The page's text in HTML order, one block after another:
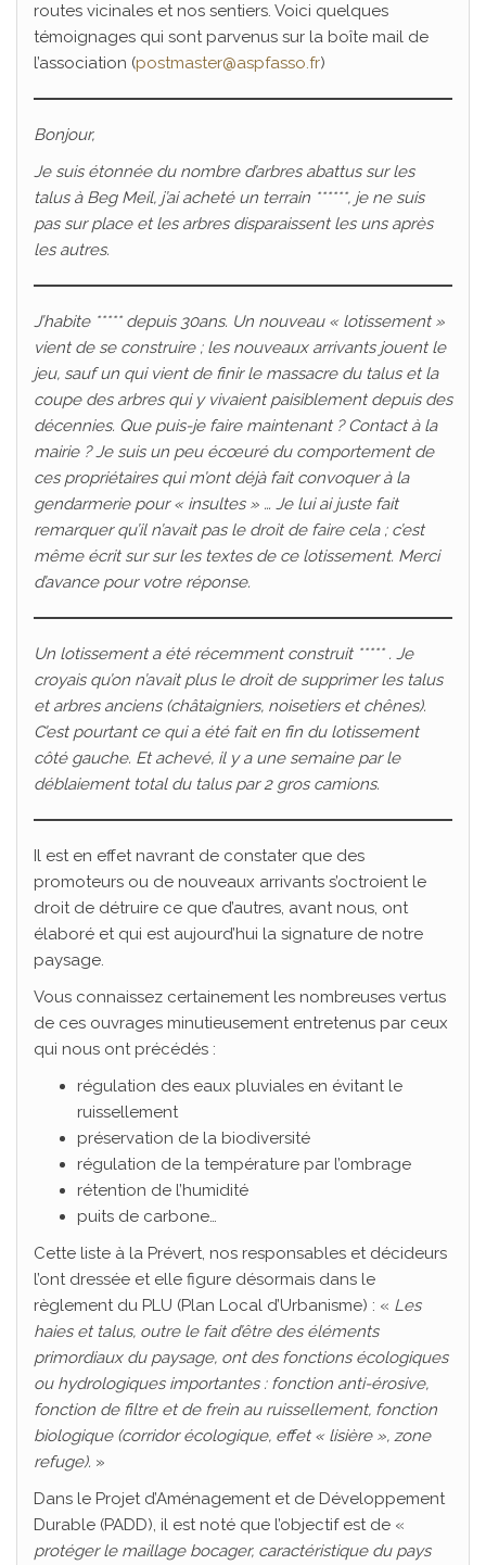
routes vicinales et nos sentiers. Voici quelques
témoignages qui sont parvenus sur la boîte mail de
l’association (postmaster@aspfasso.fr)
Bonjour,
Je suis étonnée du nombre d’arbres abattus sur les
talus à Beg Meil, j’ai acheté un terrain ******, je ne suis
pas sur place et les arbres disparaissent les uns après
les autres.
J’habite ***** depuis 30ans. Un nouveau « lotissement »
vient de se construire ; les nouveaux arrivants jouent le
jeu, sauf un qui vient de finir le massacre du talus et la
coupe des arbres qui y vivaient paisiblement depuis des
décennies. Que puis-je faire maintenant ? Contact à la
mairie ? Je suis un peu écœuré du comportement de
ces propriétaires qui m’ont déjà fait convoquer à la
gendarmerie pour « insultes » … Je lui ai juste fait
remarquer qu’il n’avait pas le droit de faire cela ; c’est
même écrit sur sur les textes de ce lotissement. Merci
d’avance pour votre réponse.
Un lotissement a été récemment construit ***** . Je
croyais qu’on n’avait plus le droit de supprimer les talus
et arbres anciens (châtaigniers, noisetiers et chênes).
C’est pourtant ce qui a été fait en fin du lotissement
côté gauche. Et achevé, il y a une semaine par le
déblaiement total du talus par 2 gros camions.
Il est en effet navrant de constater que des
promoteurs ou de nouveaux arrivants s’octroient le
droit de détruire ce que d’autres, avant nous, ont
élaboré et qui est aujourd’hui la signature de notre
paysage.
Vous connaissez certainement les nombreuses vertus
de ces ouvrages minutieusement entretenus par ceux
qui nous ont précédés :
régulation des eaux pluviales en évitant le
ruissellement
préservation de la biodiversité
régulation de la température par l’ombrage
rétention de l’humidité
puits de carbone…
Cette liste à la Prévert, nos responsables et décideurs
l’ont dressée et elle figure désormais dans le
règlement du PLU (Plan Local d’Urbanisme) : « Les
haies et talus, outre le fait d’être des éléments
primordiaux du paysage, ont des fonctions écologiques
ou hydrologiques importantes : fonction anti-érosive,
fonction de filtre et de frein au ruissellement, fonction
biologique (corridor écologique, effet « lisière », zone
refuge). »
Dans le Projet d’Aménagement et de Développement
Durable (PADD), il est noté que l’objectif est de «
protéger le maillage bocager, caractéristique du pays